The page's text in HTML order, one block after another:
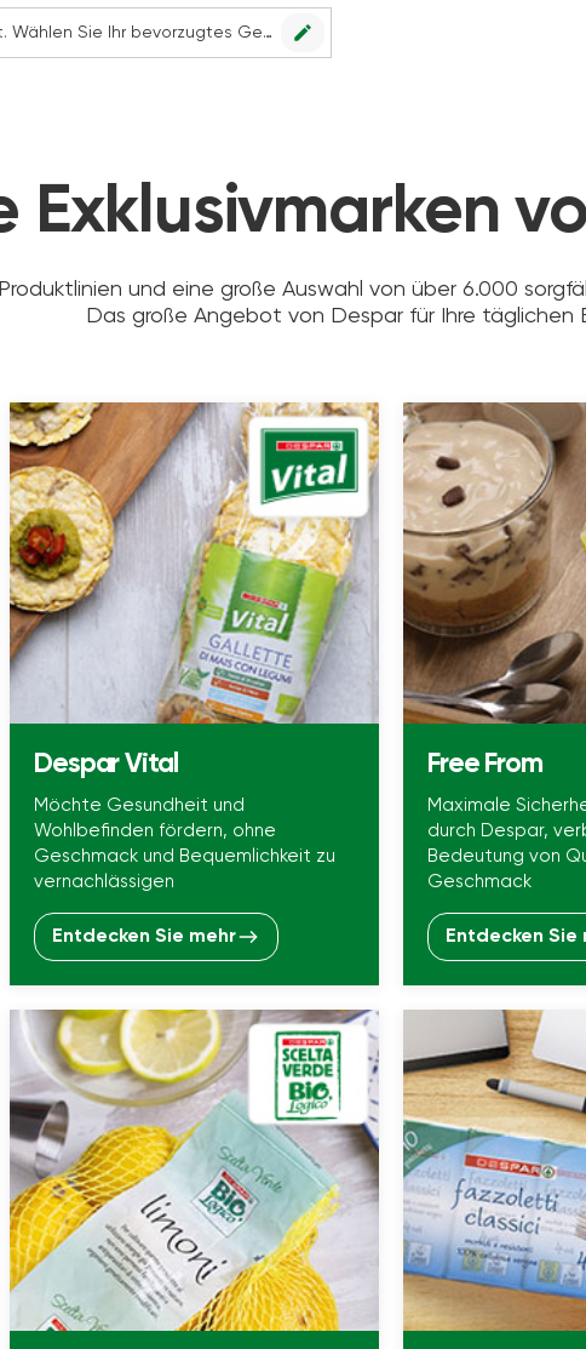
Kein Geschäft ausgewählt. Wählen Sie Ihr bevorzugtes Geschäft, um alle Angebote sehen zu können. edit
Exklusivmarken
und eine große Auswahl von über 6.000
Das große Angebot von Despar für Ihre täglichen
Despar Vital
Möchte Gesundheit und
Wohlbefinden fördern, ohne
Geschmack und Bequemlichkeit zu
vernachlässigen
Entdecken Sie mehr
Free From
Maximale
durch Despar,
Bedeutung von
Geschmack
Entdecken Sie